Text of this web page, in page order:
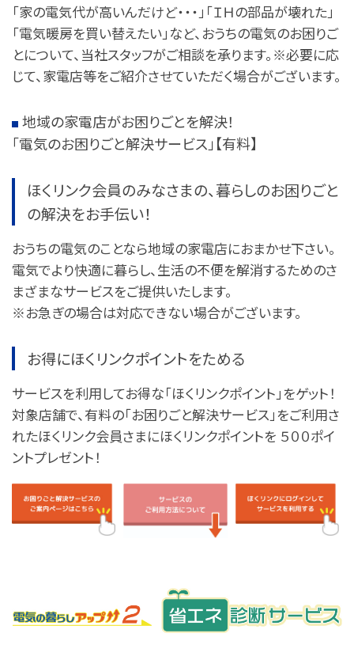
「家の電気代が高いんだけど・・・」「ＩＨの部品が壊れた」
「電気暖房を買い替えたい」など、おうちの電気のお困りご
とについて、当社スタッフがご相談を承ります。※必要に応
じて、家電店等をご紹介させていただく場合がございます。
地域の家電店がお困りごとを解決！
「電気のお困りごと解決サービス」【有料】
ほくリンク会員のみなさまの、暮らしのお困りごと
の解決をお手伝い！
おうちの電気のことなら地域の家電店におまかせ下さい。
電気でより快適に暮らし、生活の不便を解消するためのさ
まざまなサービスをご提供いたします。
※お急ぎの場合は対応できない場合がございます。
お得にほくリンクポイントをためる
サービスを利用してお得な「ほくリンクポイント」をゲット！
対象店舗で、有料の「お困りごと解決サービス」をご利用さ
れたほくリンク会員さまにほくリンクポイントを ５００ポイ
ントプレゼント！